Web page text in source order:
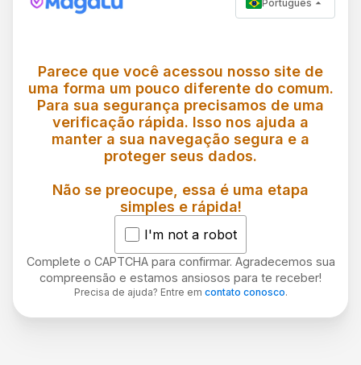
Português
Parece que você acessou nosso site de
uma forma um pouco diferente do comum.
Para sua segurança precisamos de uma
verificação rápida. Isso nos ajuda a
manter a sua navegação segura e a
proteger seus dados.
Não se preocupe, essa é uma etapa
simples e rápida!
I'm not a robot
Complete o CAPTCHA para confirmar. Agradecemos sua
compreensão e estamos ansiosos para te receber!
Precisa de ajuda? Entre em contato conosco.